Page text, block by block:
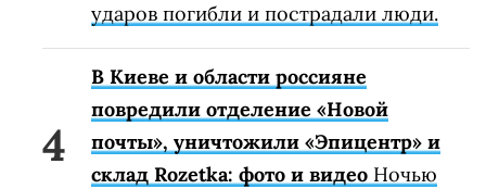
ударов погибли и пострадали люди.
В Киеве и области россияне
повредили отделение «Новой
почты», уничтожили «Эпицентр» и
склад Rozetka: фото и видео Ночью